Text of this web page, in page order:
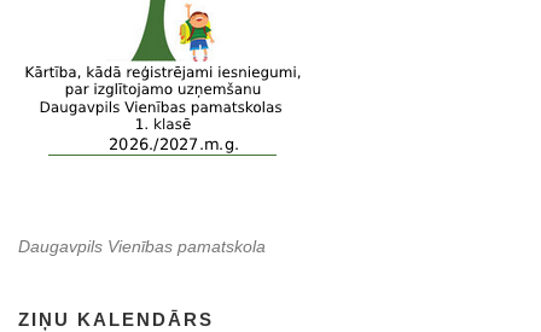
Daugavpils Vienības pamatskola
ZIŅU KALENDĀRS